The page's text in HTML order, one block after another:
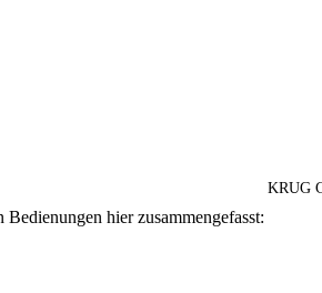
KRUG
hier zusammengefasst: